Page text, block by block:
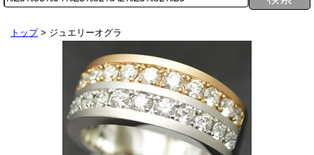
トップ> ジュエリーオグラ